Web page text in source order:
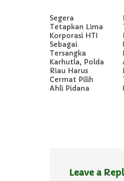
Segera
Tetapkan Lima
Korporasi HTI
Sebagai
Tersangka
Karhutla, Polda
Riau Harus
Cermat Pilih
Ahli Pidana
Leave a